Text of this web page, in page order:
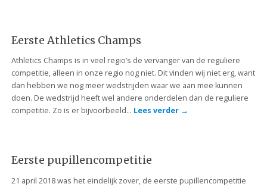
Eerste Athletics Champs
Athletics Champs is in veel regio’s de vervanger van de reguliere
competitie, alleen in onze regio nog niet. Dit vinden wij niet erg, want
dan hebben we nog meer wedstrijden waar we aan mee kunnen
doen. De wedstrijd heeft wel andere onderdelen dan de reguliere
competitie. Zo is er bijvoorbeeld… Lees verder →
Eerste pupillencompetitie
21 april 2018 was het eindelijk zover, de eerste pupillencompetitie